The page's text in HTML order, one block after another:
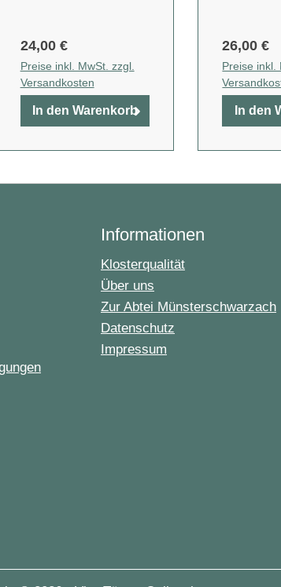
24,00 €
Preise inkl. MwSt. zzgl.
Versandkosten
In den Warenkorb
26,00 €
Preise inkl.
In den
Informationen
Klosterqualität
Über uns
Zur Abtei Münsterschwarzach
Datenschutz
Impressum